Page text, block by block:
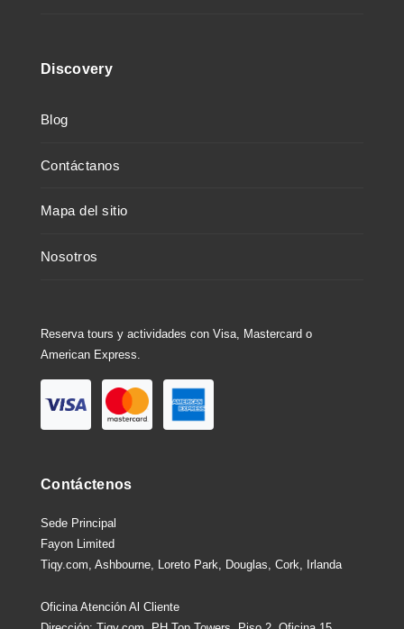
Discovery
Blog
Contáctanos
Mapa del sitio
Nosotros
Reserva tours y actividades con Visa, Mastercard o
American Express.
Contáctenos
Sede Principal
Fayon Limited
Tiqy.com, Ashbourne, Loreto Park, Douglas, Cork, Irlanda
Oficina Atención Al Cliente